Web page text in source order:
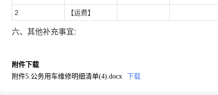
2 【运费】
六、其他补充事宜:
附件下载
附件5.公务用车维修明细清单(4).docx
下载